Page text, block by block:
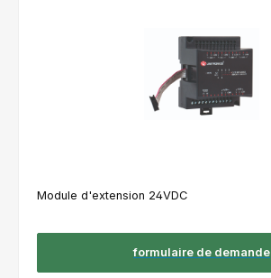
Module d'extension 24VDC
formulaire de demande